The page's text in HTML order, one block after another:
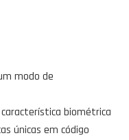
modo de
biométrica
únicas em código